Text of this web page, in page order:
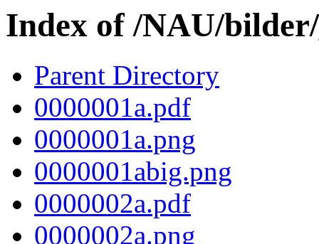
Index of /NAU/bilder/
Parent Directory
0000001a.pdf
0000001a.png
0000001abig.png
0000002a.pdf
0000002a.png